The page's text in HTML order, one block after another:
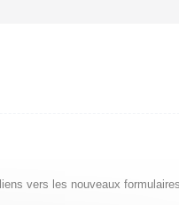
vers les nouveaux